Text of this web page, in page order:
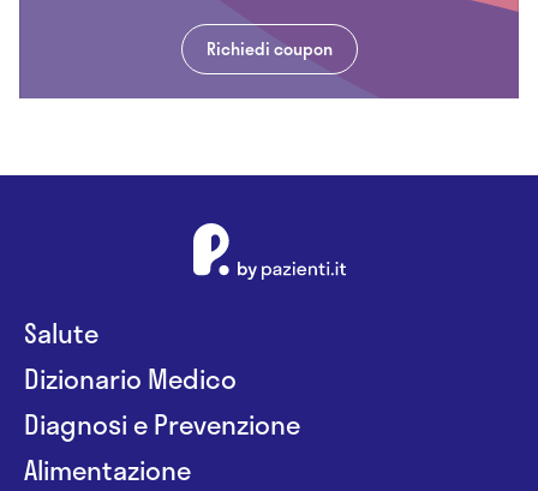
Richiedi coupon
Salute
Dizionario Medico
Diagnosi e Prevenzione
Alimentazione